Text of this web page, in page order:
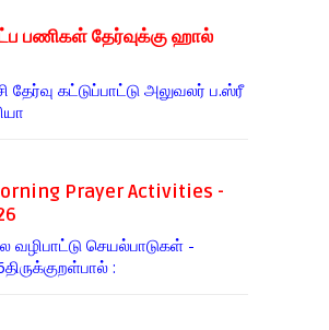
பணிகள் தேர்வுக்கு ஹால்
தேர்வு கட்​டுப்​பாட்டு அலு​வலர் ப.ஸ்ரீ
Prayer Activities -
வழிபாட்டு செயல்பாடுகள் -
: